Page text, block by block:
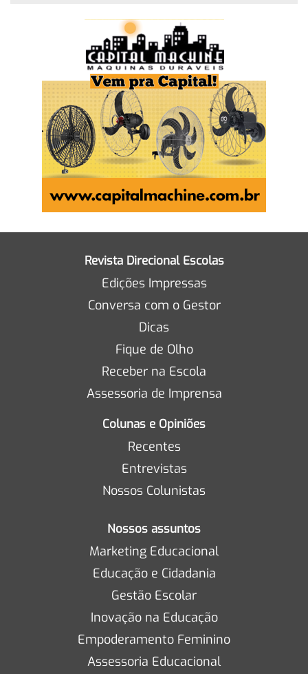
Revista Direcional Escolas
Edições Impressas
Conversa com o Gestor
Dicas
Fique de Olho
Receber na Escola
Assessoria de Imprensa
Colunas e Opiniões
Recentes
Entrevistas
Nossos Colunistas
Nossos assuntos
Marketing Educacional
Educação e Cidadania
Gestão Escolar
Inovação na Educação
Empoderamento Feminino
Assessoria Educacional